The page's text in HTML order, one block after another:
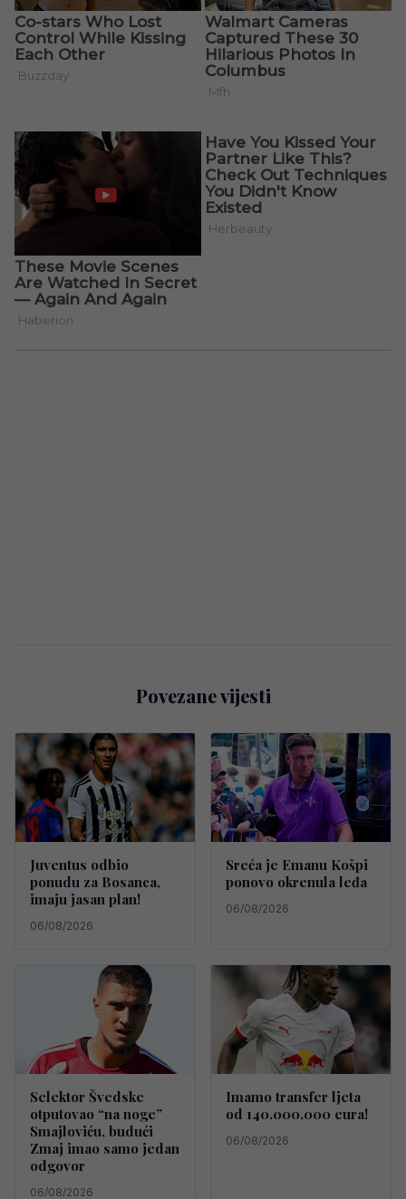
Povezane vijesti
Juventus odbio
ponudu za Bosanca,
imaju jasan plan!
06/08/2026
Sreća je Emanu Košpi
ponovo okrenula leđa
06/08/2026
Selektor Švedske
otputovao “na noge”
Smajloviću, budući
Zmaj imao samo jedan
odgovor
06/08/2026
Imamo transfer ljeta
od 140.000.000 eura!
06/08/2026